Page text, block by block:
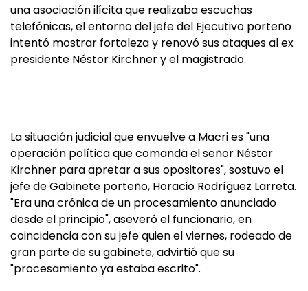
una asociación ilícita que realizaba escuchas
telefónicas, el entorno del jefe del Ejecutivo porteño
intentó mostrar fortaleza y renovó sus ataques al ex
presidente Néstor Kirchner y el magistrado.
La situación judicial que envuelve a Macri es "una
operación política que comanda el señor Néstor
Kirchner para apretar a sus opositores", sostuvo el
jefe de Gabinete porteño, Horacio Rodríguez Larreta.
"Era una crónica de un procesamiento anunciado
desde el principio", aseveró el funcionario, en
coincidencia con su jefe quien el viernes, rodeado de
gran parte de su gabinete, advirtió que su
"procesamiento ya estaba escrito".